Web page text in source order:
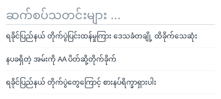
ဆက်စပ်သတင်းများ ...
ရခိုင်ပြည်နယ် တိုက်ပွဲပြင်းထန်မှုကြား ဒေသခံတချို့ ထိခိုက်သေဆုံး
နပခရှိတဲ့ အမ်းကို AA ပိတ်ဆို့တိုက်ခိုက်
ရခိုင်ပြည်နယ် တိုက်ပွဲတွေကြောင့် စားနပ်ရိက္ခာရှားပါး